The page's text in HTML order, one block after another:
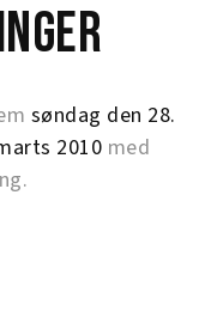
søndag den 28.
2010 med